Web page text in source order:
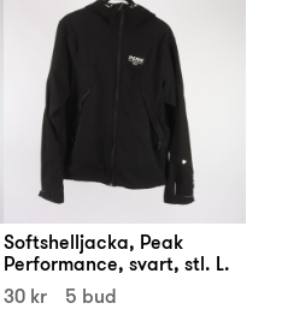
Softshelljacka, Peak
Performance, svart, stl. L.
30 kr
5 bud